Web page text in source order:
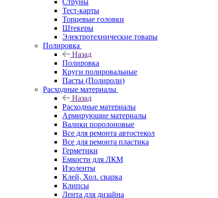
Струны
Тест-карты
Торцевые головки
Штекеры
Электротехнические товары
Полировка
Назад
Полировка
Круги полировальные
Пасты (Полироли)
Расходные материалы
Назад
Расходные материалы
Армирующие материалы
Валики поролоновые
Все для ремонта автостекол
Все для ремонта пластика
Герметики
Емкости для ЛКМ
Изоленты
Клей, Хол. сварка
Клипсы
Лента для дизайна